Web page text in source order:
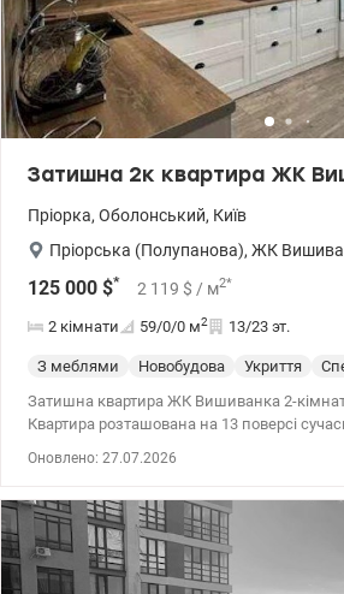
Затишна 2к квартира ЖК
Пріорка, Оболонський, Київ
Пріорська (Полупанова), ЖК
125 000 $* 2 119 $ / м2*
2 кімнати 59/0/0 м2 13/23 эт.
З меблями Новобудова Укриття
Затишна квартира ЖК Вишиванка 2-кімнатна площею 59,8 м².
Квартира розташована на 13 поверсі
натурального дерева, якісні та
диван. Просторі та світлі кімнати. Велика
зберігання. У будинку є укриття (підвал).
облаштований наземний паркінг.
Оновлено: 27.07.2026